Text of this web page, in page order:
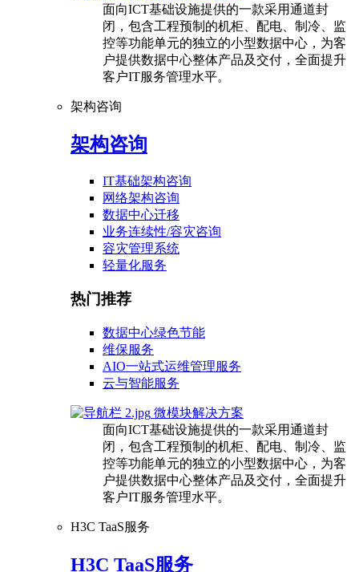
面向ICT基础设施提供的一款采用通道封
闭，包含工程预制的机柜、配电、制冷、监
控等功能单元的独立的小型数据中心，为客
户提供数据中心整体产品及交付，全面提升
客户IT服务管理水平。
架构咨询
架构咨询
IT基础架构咨询
网络架构咨询
数据中心迁移
业务连续性/容灾咨询
容灾管理系统
轻量化服务
热门推荐
数据中心绿色节能
维保服务
AIO一站式运维管理服务
云与智能服务
微模块解决方案
面向ICT基础设施提供的一款采用通道封
闭，包含工程预制的机柜、配电、制冷、监
控等功能单元的独立的小型数据中心，为客
户提供数据中心整体产品及交付，全面提升
客户IT服务管理水平。
H3C TaaS服务
H3C TaaS服务